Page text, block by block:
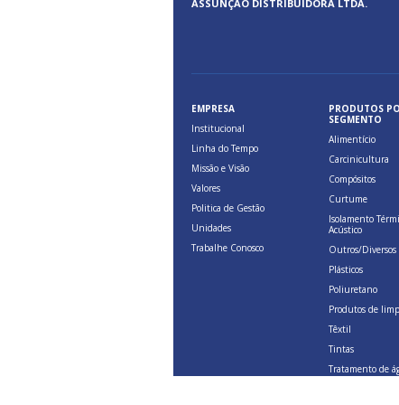
ASSUNÇÃO DISTRIBUIDORA LTDA.
EMPRESA
Institucional
Linha do Tempo
Missão e Visão
Valores
Politica de Gestão
Unidades
Trabalhe Conosco
PRODUTOS
SEGMENTO
Alimentício
Carcinicultura
Compósitos
Curtume
Isolamento
Acústico
Outros/Diversos
Plásticos
Poliuretano
Produtos de
Têxtil
Tintas
Tratamento de